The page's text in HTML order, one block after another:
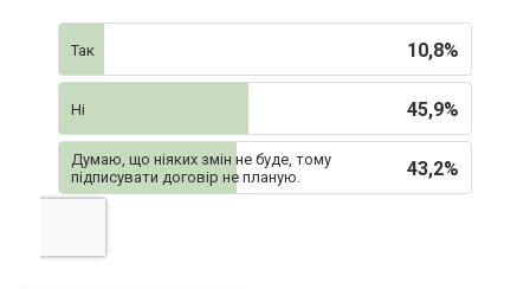
10,8%
Так
45,9%
Ні
43,2%
Думаю, що ніяких змін не буде, тому
підписувати договір не планую.